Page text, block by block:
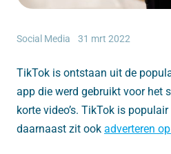
Social Media 31 mrt 2022
TikTok is ontstaan uit de
app die werd gebruikt voor het
korte video’s. TikTok is
daarnaast zit ook adverteren